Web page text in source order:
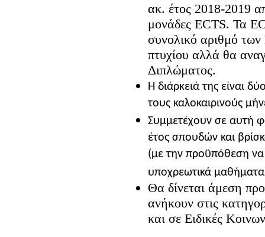
ακ. έτος 2018-2019
μονάδες ECTS. Τα
συνολικό αριθμό των
πτυχίου αλλά θα
Διπλώματος.
Η διάρκειά της είναι
τους καλοκαιρινούς
Συμμετέχουν σε αυτή
έτος σπουδών και
(με την προϋπόθεση να
υποχρεωτικά
Θα δίνεται άμεση
ανήκουν στις
και σε Ειδικές